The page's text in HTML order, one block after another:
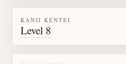
KANJI KENTEI
Level 8